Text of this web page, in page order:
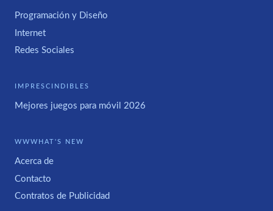
Programación y Diseño
Internet
Redes Sociales
IMPRESCINDIBLES
Mejores juegos para móvil 2026
WWWHAT'S NEW
Acerca de
Contacto
Contratos de Publicidad